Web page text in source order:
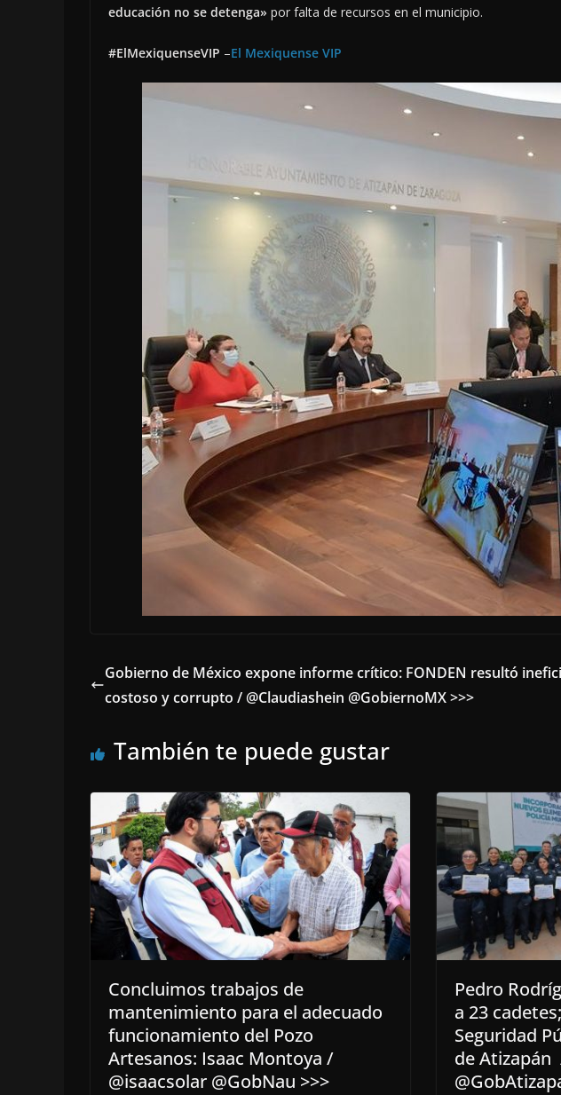
educación no se detenga» por falta de recursos en el municipio.
#ElMexiquenseVIP –El Mexiquense VIP
Gobierno de México expone informe crítico: FONDEN resultó
costoso y corrupto / @Claudiashein @GobiernoMX >>>
También te puede gustar
Concluimos trabajos de
mantenimiento para el adecuado
funcionamiento del Pozo
Artesanos: Isaac Montoya /
@isaacsolar @GobNau >>>
Pedro
a 23
Seguridad
de Atizapán